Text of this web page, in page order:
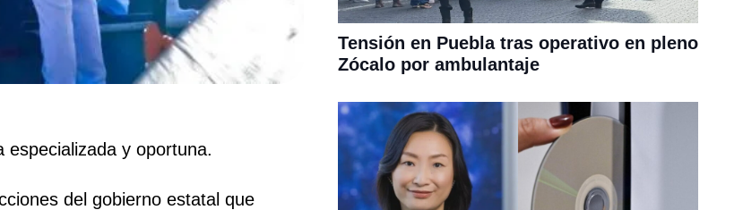
y oportuna.
del gobierno estatal que
Tensión en Puebla tras operativo en pleno
Zócalo por ambulantaje